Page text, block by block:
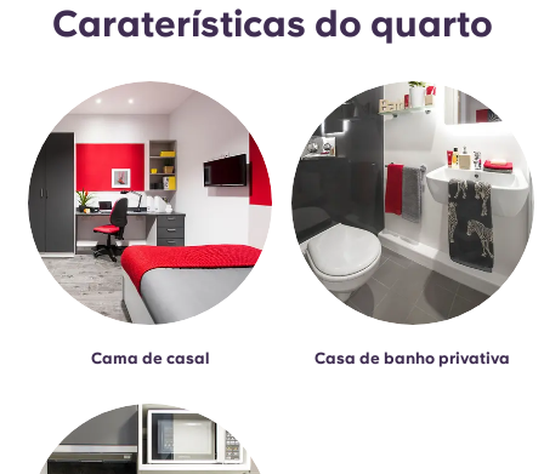
Caraterísticas do quarto
Cama de casal Casa de banho privativa